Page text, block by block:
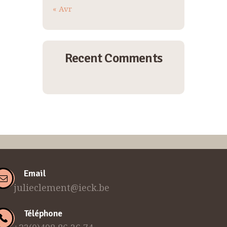
« Avr
Recent Comments
Email
julieclement@ieck.be
Téléphone